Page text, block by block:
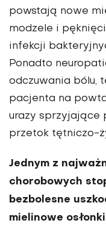
powstają nowe
modzele i
infekcji
Ponadto
odczuwania bólu,
pacjenta na
urazy sprzyjające
przetok tętniczo-
Jednym z
chorobowych
bezbolesne
mielinowe